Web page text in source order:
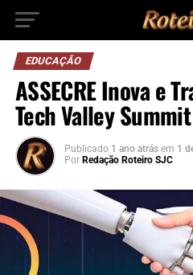
EDUCAÇÃO
ASSECRE Inova e
Tech Valley Summit
Publicado 1 ano atrás em 1
Por Redação Roteiro SJC